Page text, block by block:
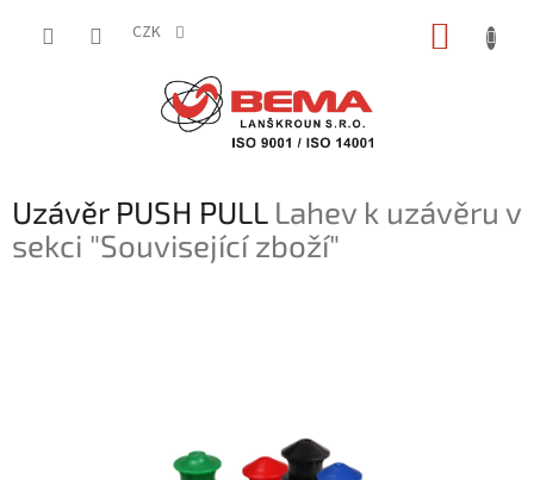
CZK
Uzávěr PUSH PULL Lahev k uzávěru v
sekci "Související zboží"